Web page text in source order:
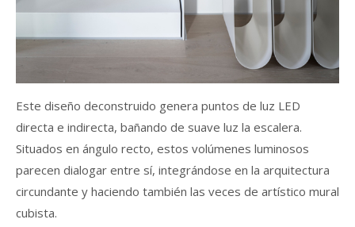
Este diseño deconstruido genera puntos de luz LED
directa e indirecta, bañando de suave luz la escalera.
Situados en ángulo recto, estos volúmenes luminosos
parecen dialogar entre sí, integrándose en la arquitectura
circundante y haciendo también las veces de artístico mural
cubista.